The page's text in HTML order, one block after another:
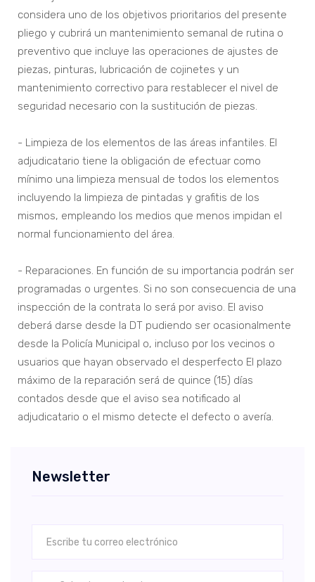
considera uno de los objetivos prioritarios del presente
pliego y cubrirá un mantenimiento semanal de rutina o
preventivo que incluye las operaciones de ajustes de
piezas, pinturas, lubricación de cojinetes y un
mantenimiento correctivo para restablecer el nivel de
seguridad necesario con la sustitución de piezas.
- Limpieza de los elementos de las áreas infantiles. El
adjudicatario tiene la obligación de efectuar como
mínimo una limpieza mensual de todos los elementos
incluyendo la limpieza de pintadas y grafitis de los
mismos, empleando los medios que menos impidan el
normal funcionamiento del área.
- Reparaciones. En función de su importancia podrán ser
programadas o urgentes. Si no son consecuencia de una
inspección de la contrata lo será por aviso. El aviso
deberá darse desde la DT pudiendo ser ocasionalmente
desde la Policía Municipal o, incluso por los vecinos o
usuarios que hayan observado el desperfecto El plazo
máximo de la reparación será de quince (15) días
contados desde que el aviso sea notificado al
adjudicatario o el mismo detecte el defecto o avería.
Newsletter